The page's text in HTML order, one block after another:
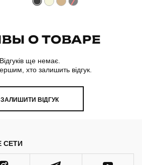
О ТОВАРЕ
Відгуків ще немає.
хто залишить відгук.
ЗАЛИШИТИ ВІДГУК
СЕТИ